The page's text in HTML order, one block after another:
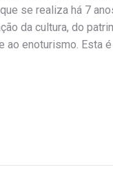
se realiza há 7
da cultura, do
ao enoturismo. Esta